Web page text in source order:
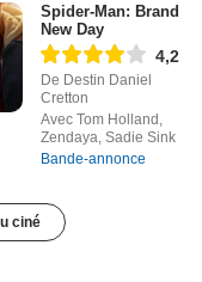
Spider-Man: Brand
New Day
4,2
De Destin Daniel
Cretton
Avec Tom Holland,
Zendaya, Sadie Sink
Bande-annonce
ciné